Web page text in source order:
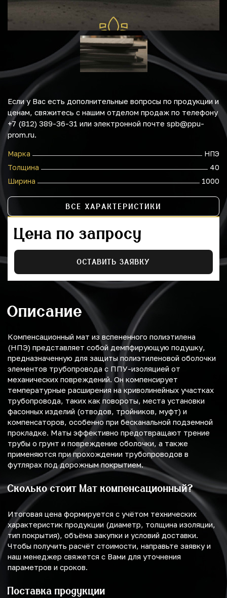
Если у Вас есть дополнительные вопросы по продукции и
ценам, свяжитесь с нашим отделом продаж по телефону
+7 (812) 389-36-31 или электронной почте spb@ppu-
prom.ru.
Марка
НПЭ
Толщина
40
Ширина
1000
ВСЕ ХАРАКТЕРИСТИКИ
Цена по запросу
ОСТАВИТЬ ЗАЯВКУ
Описание
Компенсационный мат из вспененного полиэтилена
(НПЭ) представляет собой демпфирующую подушку,
предназначенную для защиты полиэтиленовой оболочки
элементов трубопровода с ППУ-изоляцией от
механических повреждений. Он компенсирует
температурные расширения на криволинейных участках
трубопровода, таких как повороты, места установки
фасонных изделий (отводов, тройников, муфт) и
компенсаторов, особенно при бесканальной подземной
прокладке. Маты эффективно предотвращают трение
трубы о грунт и повреждение оболочки, а также
применяются при прохождении трубопроводов в
футлярах под дорожным покрытием.
Сколько стоит Мат компенсационный?
Итоговая цена формируется с учётом технических
характеристик продукции (диаметр, толщина изоляции,
тип покрытия), объёма закупки и условий доставки.
Чтобы получить расчёт стоимости, направьте заявку и
наш менеджер свяжется с Вами для уточнения
параметров и сроков.
Поставка продукции